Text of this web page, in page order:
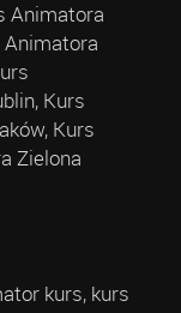
Animatora
Kurs
Kurs
Zielona
kurs, kurs